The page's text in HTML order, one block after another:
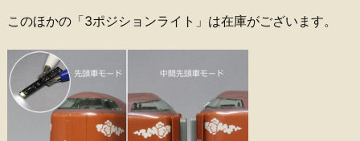
このほかの「3ポジションライト」は在庫がございます。